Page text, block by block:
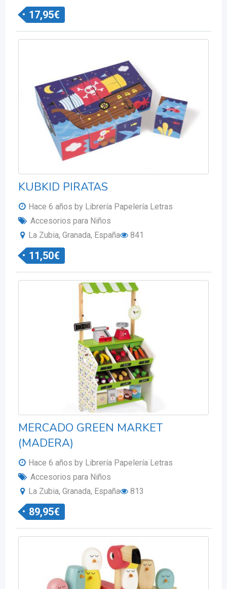
17,95€
KUBKID PIRATAS
Hace 6 años by Librería Papelería Letras
Accesorios para Niños
La Zubia, Granada, España
841
11,50€
MERCADO GREEN MARKET
(MADERA)
Hace 6 años by Librería Papelería Letras
Accesorios para Niños
La Zubia, Granada, España
813
89,95€